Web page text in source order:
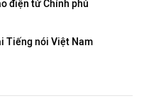
điện tử Chính phủ
Tiếng nói Việt Nam